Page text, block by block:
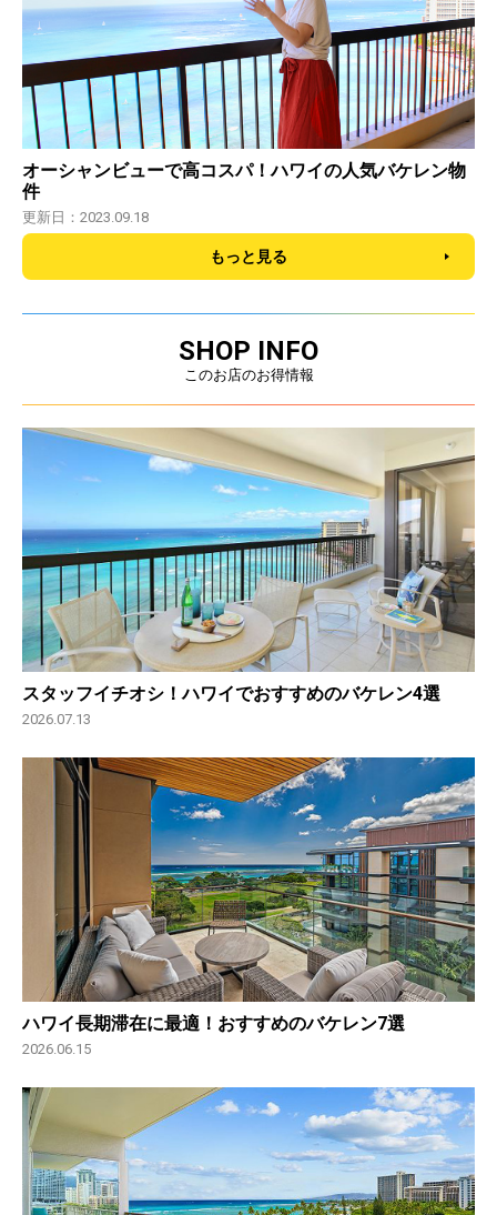
オーシャンビューで高コスパ！ハワイの人気バケレン物
件
更新日：2023.09.18
もっと見る
SHOP INFO
このお店のお得情報
スタッフイチオシ！ハワイでおすすめのバケレン4選
2026.07.13
ハワイ長期滞在に最適！おすすめのバケレン7選
2026.06.15